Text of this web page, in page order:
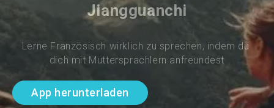
Jiangguanchi
Lerne Französisch wirklich zu sprechen, indem du
dich mit Muttersprachlern anfreundest
App herunterladen